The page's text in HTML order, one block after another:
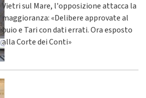
Vietri sul Mare, l'opposizione attacca la
maggioranza: «Delibere approvate al
buio e Tari con dati errati. Ora esposto
alla Corte dei Conti»